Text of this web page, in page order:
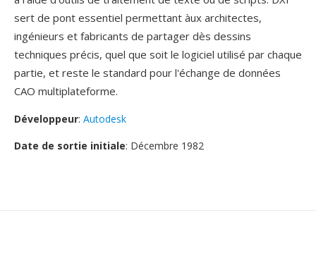
sert de pont essentiel permettant àux architectes,
ingénieurs et fabricants de partager dès dessins
techniques précis, quel que soit le logiciel utilisé par chaque
partie, et reste le standard pour l'échange de données
CAO multiplateforme.
Développeur: Autodesk
Date de sortie initiale: Décembre 1982